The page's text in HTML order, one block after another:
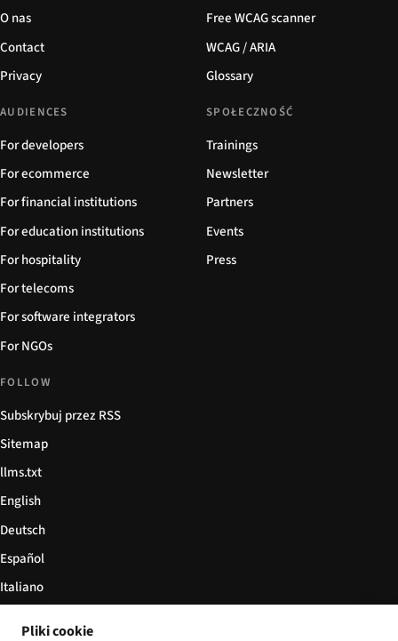
O nas
Contact
Privacy
Free WCAG scanner
WCAG / ARIA
Glossary
AUDIENCES
For developers
For ecommerce
For financial institutions
For education institutions
For hospitality
For telecoms
For software integrators
For NGOs
SPOŁECZNOŚĆ
Trainings
Newsletter
Partners
Events
Press
FOLLOW
Subskrybuj przez RSS
Sitemap
llms.txt
English
Deutsch
Español
Italiano
Pliki cookie